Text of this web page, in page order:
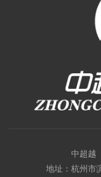
中超越
地址：杭州市